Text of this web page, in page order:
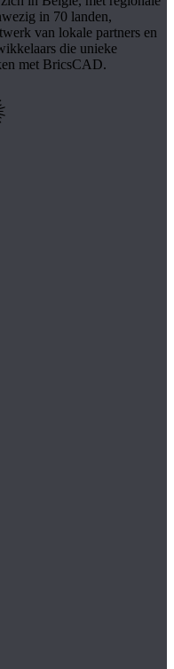
in 70 landen,
van lokale partners en
die unieke
met BricsCAD.